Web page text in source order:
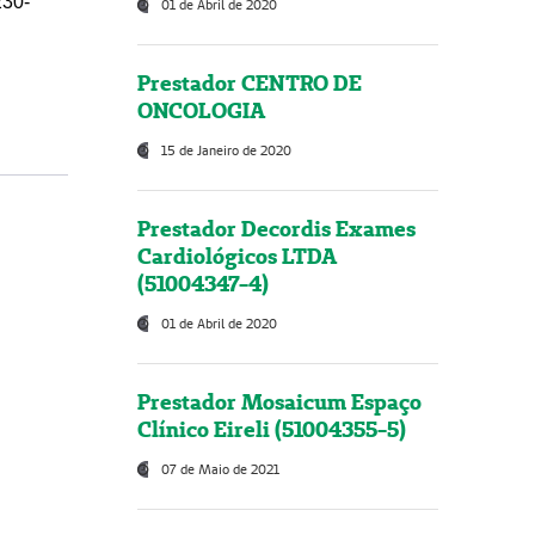
01 de Abril de 2020
Prestador CENTRO DE
ONCOLOGIA
15 de Janeiro de 2020
Prestador Decordis Exames
Cardiológicos LTDA
(51004347-4)
01 de Abril de 2020
Prestador Mosaicum Espaço
Clínico Eireli (51004355-5)
07 de Maio de 2021